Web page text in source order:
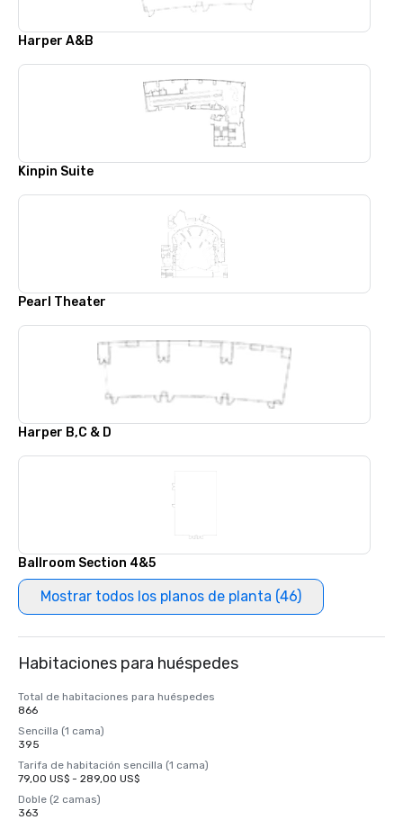
Harper A&B
Kinpin Suite
Pearl Theater
Harper B,C & D
Ballroom Section 4&5
Mostrar todos los planos de planta (46)
Habitaciones para huéspedes
Total de habitaciones para huéspedes
866
Sencilla (1 cama)
395
Tarifa de habitación sencilla (1 cama)
79,00 US$ - 289,00 US$
Doble (2 camas)
363